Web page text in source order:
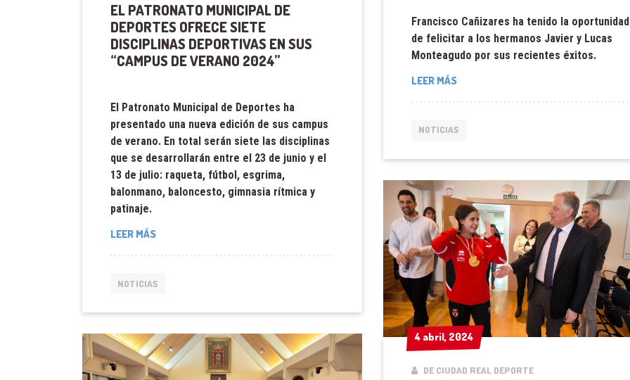
EL PATRONATO MUNICIPAL DE
DEPORTES OFRECE SIETE
DISCIPLINAS DEPORTIVAS EN SUS
“CAMPUS DE VERANO 2024”
El Patronato Municipal de Deportes ha
presentado una nueva edición de sus campus
de verano. En total serán siete las disciplinas
que se desarrollarán entre el 23 de junio y el
13 de julio: raqueta, fútbol, esgrima,
balonmano, baloncesto, gimnasia rítmica y
patinaje.
LEER MÁS
NOTICIAS
Francisco Cañizares ha tenido la oportunidad
de felicitar a los hermanos Javier y Lucas
Monteagudo por sus recientes éxitos.
LEER MÁS
NOTICIAS
4 abril, 2024
4 abril, 2024
DE CIUDAD REAL DEPORTE